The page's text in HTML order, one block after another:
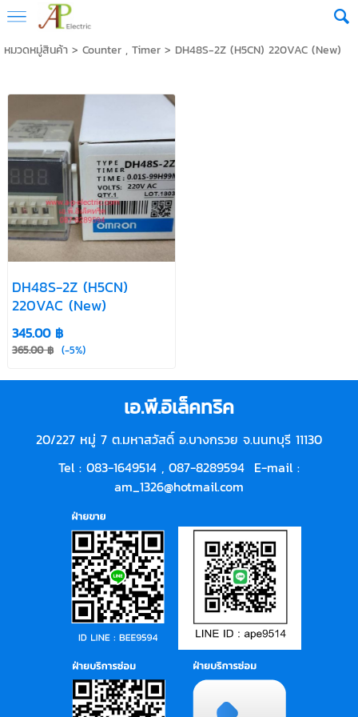
หมวดหมู่สินค้า> Counter , Timer> DH48S-2Z (H5CN) 220VAC (New)
DH48S-2Z (H5CN)
220VAC (New)
345.00 ฿
365.00 ฿ (-5%)
เอ.พี.อิเล็คทริค
20/227 หมู่ 7 ต.มหาสวัสดิ์ อ.บางกรวย จ.นนทบุรี 11130
Tel : 083-1649514 , 087-8289594 E-mail :
am_1326@hotmail.com